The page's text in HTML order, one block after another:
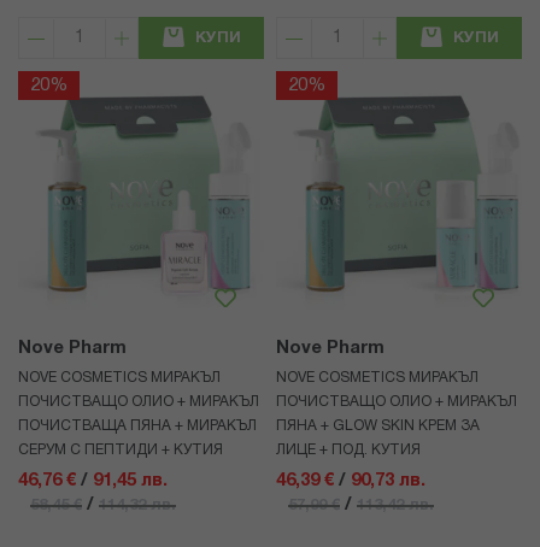
КУПИ КУПИ
20%
Nove Pharm
NOVE COSMETICS МИРАКЪЛ
ПОЧИСТВАЩО ОЛИО + МИРАКЪЛ
ПОЧИСТВАЩА ПЯНА + МИРАКЪЛ
СЕРУМ С ПЕПТИДИ + КУТИЯ
46,76 € / 91,45 лв.
58,45 € / 114,32 лв.
20%
Nove Pharm
NOVE COSMETICS МИРАКЪЛ
ПОЧИСТВАЩО ОЛИО + МИРАКЪЛ
ПЯНА + GLOW SKIN КРЕМ ЗА
ЛИЦЕ + ПОД. КУТИЯ
46,39 € / 90,73 лв.
57,99 € / 113,42 лв.